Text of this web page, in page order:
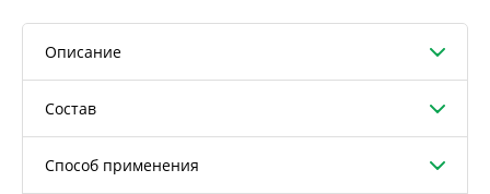
Описание
Состав
Способ применения